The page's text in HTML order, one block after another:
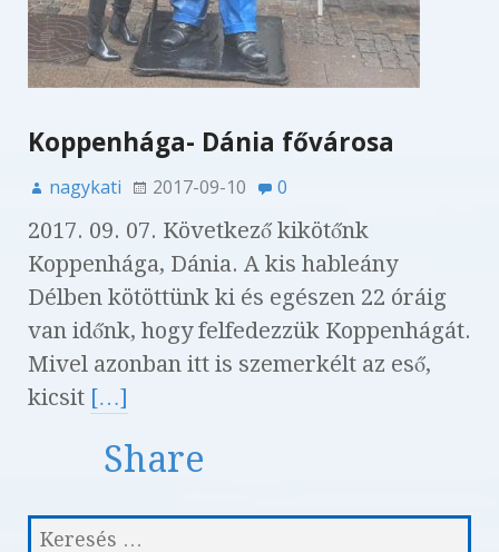
Koppenhága- Dánia fővárosa
nagykati 2017-09-10 0
2017. 09. 07. Következő kikötőnk
Koppenhága, Dánia. A kis hableány
Délben kötöttünk ki és egészen 22 óráig
van időnk, hogy felfedezzük Koppenhágát.
Mivel azonban itt is szemerkélt az eső,
kicsit […]
Share